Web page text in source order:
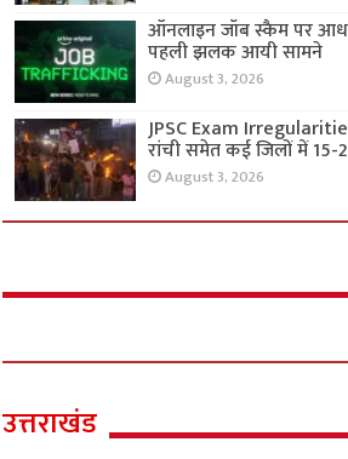
ऑनलाइन जॉब स्कैम पर
पहली झलक आयी सामने
August 3, 2026
JPSC Exam
रांची समेत कई जिलों में 15-
August 3, 2026
उत्तराखंड